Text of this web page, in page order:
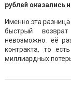
рублей оказались
Именно эта
быстрый
невозможно: её
контракта, то
миллиардных